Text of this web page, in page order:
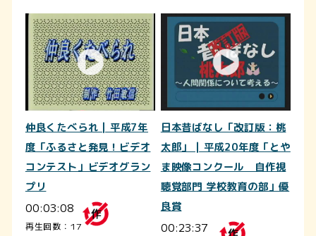
仲良くたべられ | 平成7年
度「ふるさと発見！ビデオ
コンテスト」ビデオグラン
プリ
00:03:08
再生回数：17
日本昔ばなし「改訂版：桃
太郎」 | 平成20年度「とや
ま映像コンクール 自作視
聴覚部門 学校教育の部」優
良賞
00:23:37